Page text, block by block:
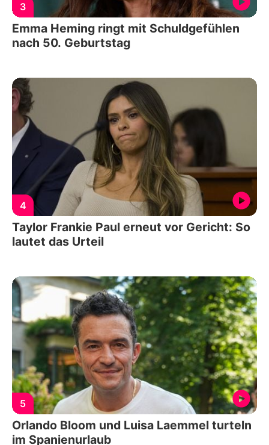
3
Emma Heming ringt mit Schuldgefühlen
nach 50. Geburtstag
4
Taylor Frankie Paul erneut vor Gericht: So
lautet das Urteil
5
Orlando Bloom und Luisa Laemmel turteln
im Spanienurlaub